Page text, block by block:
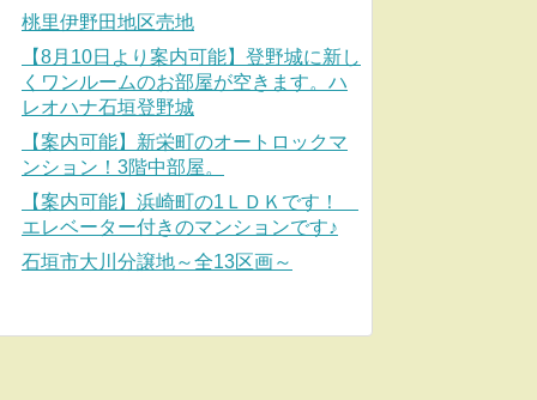
桃里伊野田地区売地
【8月10日より案内可能】登野城に新し
くワンルームのお部屋が空きます。ハ
レオハナ石垣登野城
【案内可能】新栄町のオートロックマ
ンション！3階中部屋。
【案内可能】浜崎町の1ＬＤＫです！
エレベーター付きのマンションです♪
石垣市大川分譲地～全13区画～